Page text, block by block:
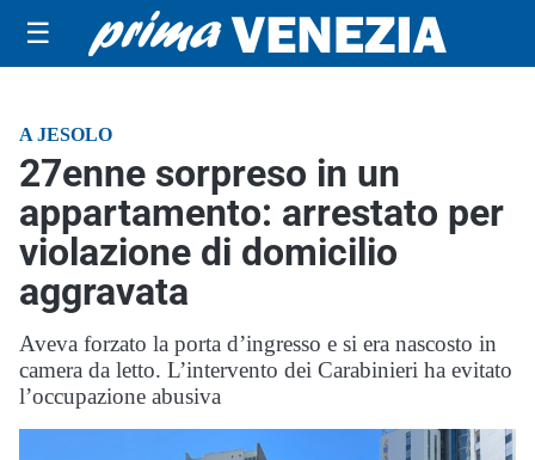
☰
A JESOLO
27enne sorpreso in un
appartamento: arrestato per
violazione di domicilio
aggravata
Aveva forzato la porta d’ingresso e si era nascosto in
camera da letto. L’intervento dei Carabinieri ha evitato
l’occupazione abusiva